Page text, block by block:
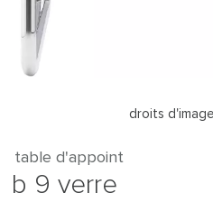
droits
table d'appoint
b 9 verre